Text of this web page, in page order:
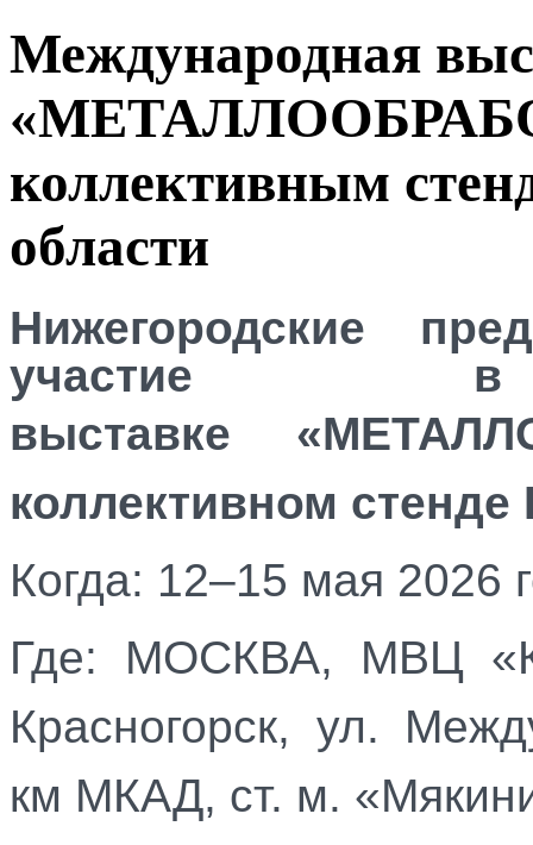
Международная
коллективным
области
Нижегородские
участие в
выставке
коллективном
Когда: 12–15 мая 2026
Где: МОСКВА, МВЦ
Красногорск, ул.
км МКАД, ст. м.